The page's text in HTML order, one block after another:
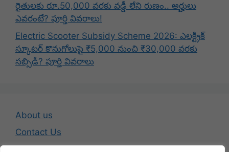
రైతులకు రూ.50,000 వరకు వడ్డీ లేని రుణం.. అర్హులు
ఎవరంటే? పూర్తి వివరాలు!
Electric Scooter Subsidy Scheme 2026: ఎలక్ట్రిక్
స్కూటర్ కొనుగోలుపై ₹5,000 నుంచి ₹30,000 వరకు
సబ్సిడీ? పూర్తి వివరాలు
About us
Contact Us